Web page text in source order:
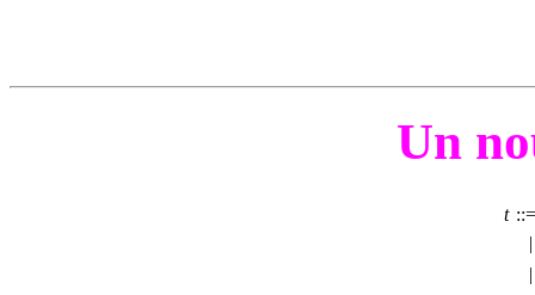
Un
t
|
|